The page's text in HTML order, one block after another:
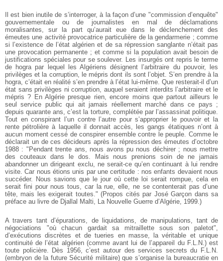
Il est bien inutile de s’interroger, à la façon d’une "commission d’enquête"
gouvernementale ou de journalistes en mal de déclamations
moralisantes, sur la part qu’aurait eue dans le déclenchement des
émeutes une activité provocatrice particulière de la gendarmerie ; comme
si l’existence de l’état algérien et de sa répression sanglante n’était pas
une provocation permanente ; et comme si la population avait besoin de
justifications spéciales pour se soulever. Les insurgés ont repris le terme
de hogra par lequel les Algériens désignent l’arbitraire du pouvoir, les
privilèges et la corruption, le mépris dont ils sont l’objet. S’en prendre à la
hogra, c’était en réalité s’en prendre à l’état lui-même. Que resterait-il d’un
état sans privilèges ni corruption, auquel seraient interdits l’arbitraire et le
mépris ? En Algérie presque rien, encore moins que partout ailleurs le
seul service public qui ait jamais réellement marché dans ce pays ;
depuis quarante ans, c’est la torture, complétée par l’assassinat politique.
Tout en conspirant l’un contre l’autre pour s’approprier le pouvoir et la
rente pétrolière à laquelle il donnait accès, les gangs étatiques n’ont à
aucun moment cessé de conspirer ensemble contre le peuple. Comme le
déclarait un de ces décideurs après la répression des émeutes d’octobre
1988 : "Pendant trente ans, nous avons pu nous déchirer ; nous mettre
des couteaux dans le dos. Mais nous prenions soin de ne jamais
abandonner un dirigeant exclu, ne serait-ce qu’en continuant à lui rendre
visite. Car nous étions unis par une certitude : nos enfants devaient nous
succéder. Nous savions que le jour où cette loi serait rompue, cela en
serait fini pour nous tous, car la rue, elle, ne se contenterait pas d’une
tête, mais les exigerait toutes." (Propos cités par José Garçon dans sa
préface au livre de Djallal Malti, La Nouvelle Guerre d’Algérie, 1999.)
A travers tant d’épurations, de liquidations, de manipulations, tant de
négociations "où chacun gardait sa mitraillette sous son paletot",
d’exécutions discrètes et de tueries en masse, la véritable et unique
continuité de l’état algérien (comme avant lui de l’appareil du F.L.N.) est
toute policière. Dès 1956, c’est autour des services secrets du F.L.N.
(embryon de la future Sécurité militaire) que s’organise la bureaucratie en